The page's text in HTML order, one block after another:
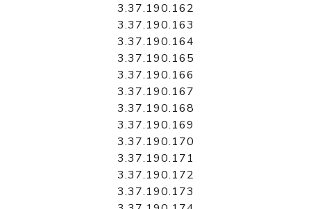
3.37.190.162
3.37.190.163
3.37.190.164
3.37.190.165
3.37.190.166
3.37.190.167
3.37.190.168
3.37.190.169
3.37.190.170
3.37.190.171
3.37.190.172
3.37.190.173